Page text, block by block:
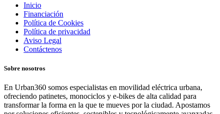
Inicio
Financiación
Política de Cookies
Política de privacidad
Aviso Legal
Contáctenos
Sobre nosotros
En Urban360 somos especialistas en movilidad eléctrica urbana,
ofreciendo patinetes, monociclos y e-bikes de alta calidad para
transformar la forma en la que te mueves por la ciudad. Apostamos